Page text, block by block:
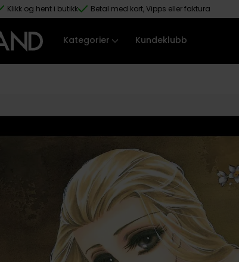
Klikk og hent i butikk Betal med kort, Vipps eller faktura
Kategorier Kundeklubb